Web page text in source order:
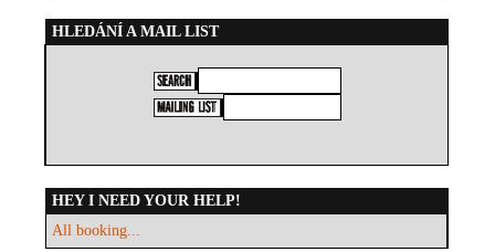
HLEDÁNÍ A MAIL LIST
HEY I NEED YOUR HELP!
All booking...